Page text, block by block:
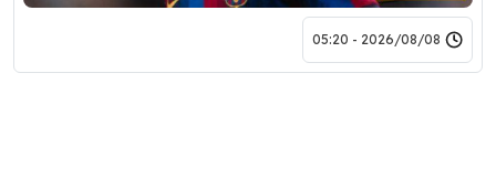
2026/08/08 - 05:20